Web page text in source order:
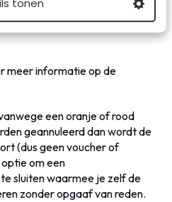
tonen
27 februari (maximaal 80
meer informatie op de
een oranje of rood
geannuleerd dan wordt de
(dus geen voucher of
om een
sluiten waarmee je zelf de
zonder opgaaf van reden.